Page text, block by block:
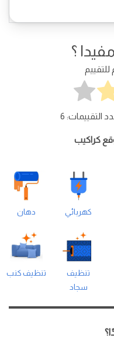
؟
6
كراكيب
كهربائي دهان
تنظيف
سجاد
تنظيف كنب